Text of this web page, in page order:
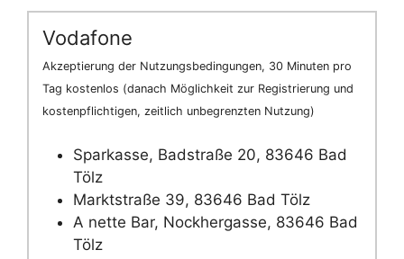
Vodafone
Akzeptierung der Nutzungsbedingungen, 30 Minuten pro
Tag kostenlos (danach Möglichkeit zur Registrierung und
kostenpflichtigen, zeitlich unbegrenzten Nutzung)
Sparkasse, Badstraße 20, 83646 Bad
Tölz
Marktstraße 39, 83646 Bad Tölz
A nette Bar, Nockhergasse, 83646 Bad
Tölz